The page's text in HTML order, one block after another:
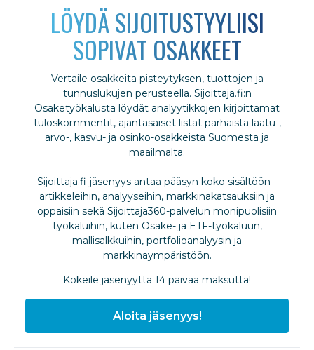
LÖYDÄ SIJOITUSTYYLIISI
SOPIVAT OSAKKEET
Vertaile osakkeita pisteytyksen, tuottojen ja
tunnuslukujen perusteella. Sijoittaja.fi:n
Osaketyökalusta löydät analyytikkojen kirjoittamat
tuloskommentit, ajantasaiset listat parhaista laatu-,
arvo-, kasvu- ja osinko-osakkeista Suomesta ja
maailmalta.
Sijoittaja.fi-jäsenyys antaa pääsyn koko sisältöön -
artikkeleihin, analyyseihin, markkinakatsauksiin ja
oppaisiin sekä Sijoittaja360-palvelun monipuolisiin
työkaluihin, kuten Osake- ja ETF-työkaluun,
mallisalkkuihin, portfolioanalyysin ja
markkinaympäristöön.
Kokeile jäsenyyttä 14 päivää maksutta!
Aloita jäsenyys!